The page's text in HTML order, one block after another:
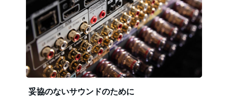
妥協のないサウンドのために